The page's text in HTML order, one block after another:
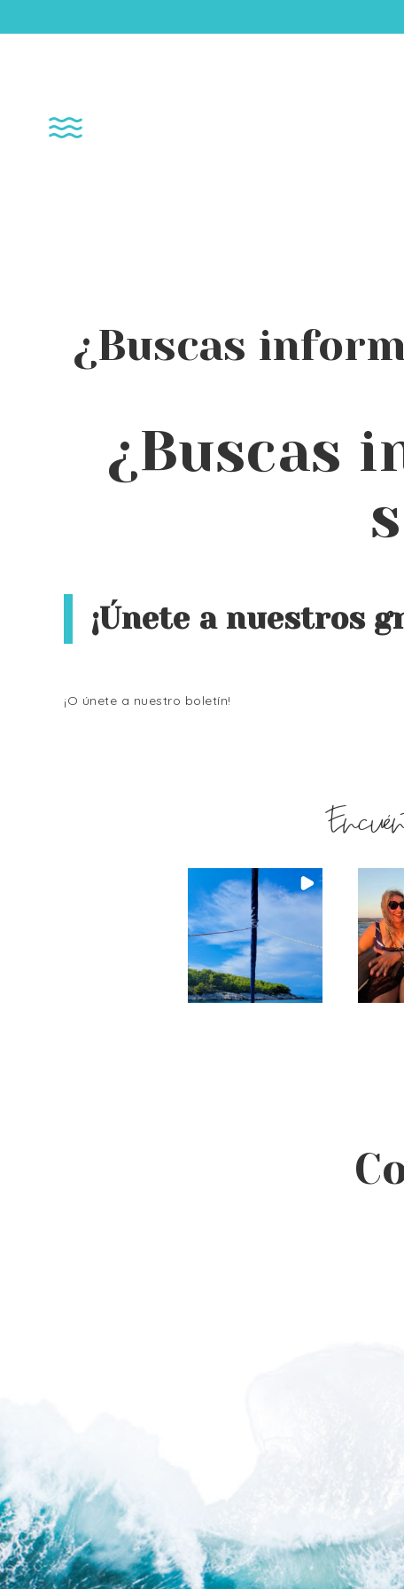
¿Buscas
¿Buscas
¡Únete a nuestros
¡O únete a nuestro boletín!